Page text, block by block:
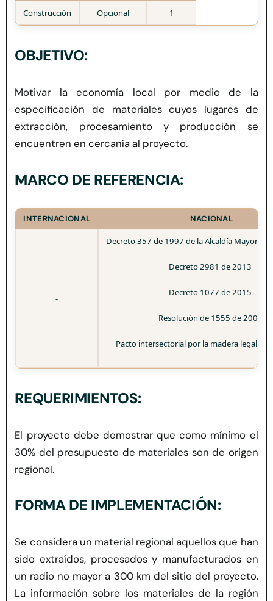
Herramientas
Credenciales
Usuario de Vivienda
Plataforma CASA
Construcción Opcional 1
OBJETIVO:
Motivar la economía local por medio de la
especificación de materiales cuyos lugares de
extracción, procesamiento y producción se
encuentren en cercanía al proyecto.
MARCO DE REFERENCIA:
INTERNACIONAL NACIONAL
-
Decreto 357 de 1997 de la Alcaldía Mayor de
Decreto 2981 de 2013
Decreto 1077 de 2015
Resolución de 1555 de 2005
Pacto intersectorial por la madera legal en
REQUERIMIENTOS:
El proyecto debe demostrar que como mínimo el
30% del presupuesto de materiales son de origen
regional.
FORMA DE IMPLEMENTACIÓN:
Se considera un material regional aquellos que han
sido extraídos, procesados y manufacturados en
un radio no mayor a 300 km del sitio del proyecto.
La información sobre los materiales de la región